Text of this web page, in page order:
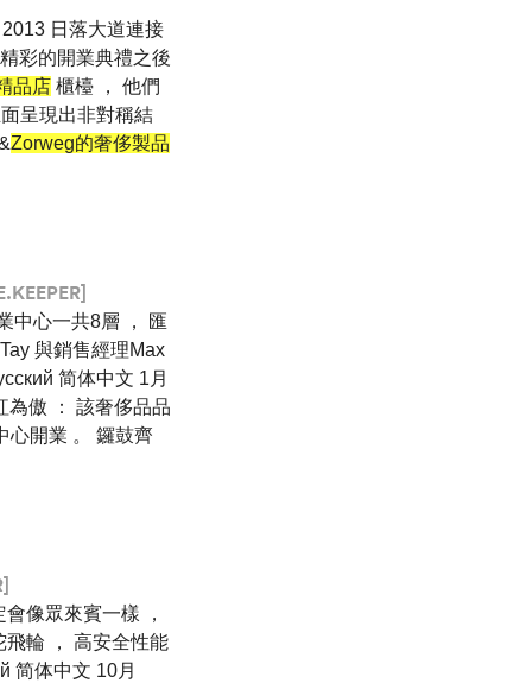
日落大道連接
彩的開業典禮之後
品店 櫃檯 ， 他們
呈現出非對稱結
Zorweg的奢侈製品
中心一共8層 ， 匯
與銷售經理Max
简体中文 1月
為傲 ： 該奢侈品品
心開業 。 鑼鼓齊
像眾來賓一樣 ，
飛輪 ， 高安全性能
简体中文 10月